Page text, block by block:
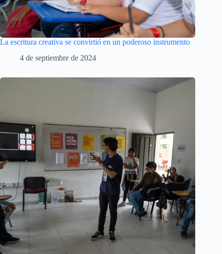
La escritura creativa se convirtió en un poderoso instrumento
4 de septiembre de 2024